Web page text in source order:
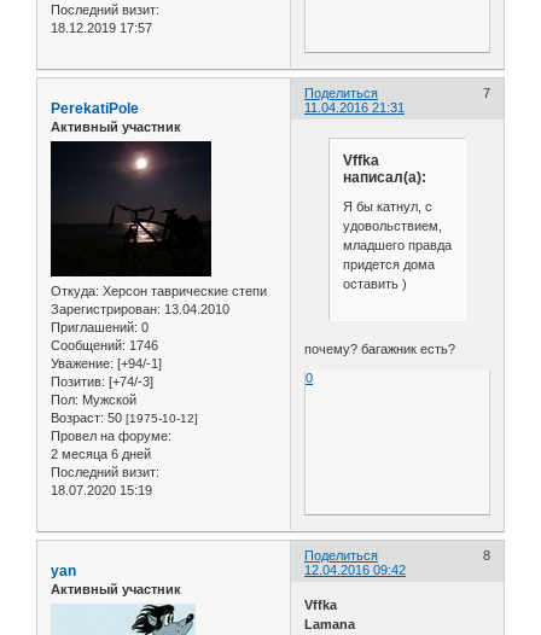
Последний визит:
18.12.2019 17:57
Поделиться
7
11.04.2016 21:31
PerekatiPole
Активный участник
Откуда: Херсон таврические степи
Зарегистрирован: 13.04.2010
Приглашений: 0
Сообщений: 1746
Уважение: [+94/-1]
Позитив: [+74/-3]
Пол: Мужской
Возраст: 50 [1975-10-12]
Провел на форуме:
2 месяца 6 дней
Последний визит:
18.07.2020 15:19
Vffka
написал(а):
Я бы катнул, с
удовольствием,
младшего правда
придется дома
оставить )
почему? багажник есть?
0
Поделиться
8
12.04.2016 09:42
yan
Активный участник
Vffka
Lamana